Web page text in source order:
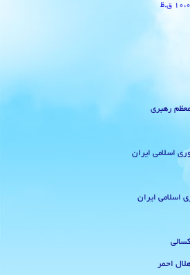
معظم رهبری
اسلامی ایران
اسلامی ایران
احمر